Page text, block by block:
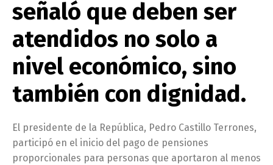
señaló que deben ser
atendidos no solo a
nivel económico, sino
también con dignidad.
El presidente de la República, Pedro Castillo Terrones,
participó en el inicio del pago de pensiones
proporcionales para personas que aportaron al menos